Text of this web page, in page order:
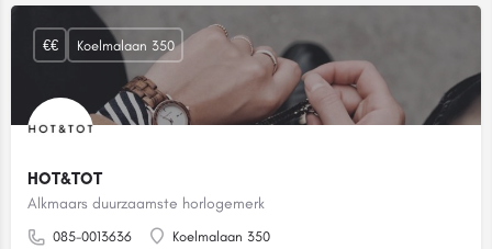
HOT&TOT
Alkmaars duurzaamste horlogemerk
085-0013636 Koelmalaan 350
€€ Koelmalaan 350